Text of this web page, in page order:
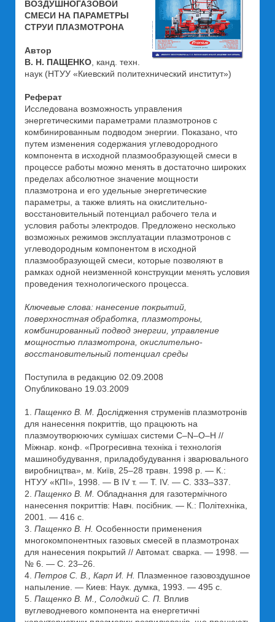
ВОЗДУШНОГАЗОВОЙ
СМЕСИ НА ПАРАМЕТРЫ
СТРУИ ПЛАЗМОТРОНА
Автор
В. Н. ПАЩЕНКО , канд. техн.
наук (НТУУ «Киевский политехнический институт»)
Реферат
Исследована возможность управления
энергетическими параметрами плазмотронов с
комбинированным подводом энергии. Показано, что
путем изменения содержания углеводородного
компонента в исходной плазмообразующей смеси в
процессе работы можно менять в достаточно широких
пределах абсолютное значение мощности
плазмотрона и его удельные энергетические
параметры, а также влиять на окислительно-
восстановительный потенциал рабочего тела и
условия работы электродов. Предложено несколько
возможных режимов эксплуатации плазмотронов с
углеводородным компонентом в исходной
плазмообразующей смеси, которые позволяют в
рамках одной неизменной конструкции менять условия
проведения технологического процесса.
Ключевые слова: нанесение покрытий,
поверхностная обработка, плазмотроны,
комбинированный подвод энергии, управление
мощностью плазмотрона, окислительно-
восстановительный потенциал среды
Поступила в редакцию 02.09.2008
Опубликовано 19.03.2009
1. Пащенко В. М. Дослідження струменів плазмотронів
для нанесення покриттів, що працюють на
плазмоутворюючих сумішах системи C–N–O–H //
Міжнар. конф. «Прогресивна техніка і технологія
машинобудування, приладобудування і зварювального
виробництва», м. Київ, 25–28 травн. 1998 р. — К.:
НТУУ «КПІ», 1998. — В IV т. — Т. IV. — С. 333–337.
2. Пащенко В. М. Обладнання для газотермічного
нанесення покриттів: Навч. посібник. — К.: Політехніка,
2001. — 416 с.
3. Пащенко В. Н. Особенности применения
многокомпонентных газовых смесей в плазмотронах
для нанесения покрытий // Автомат. сварка. — 1998. —
№ 6. — С. 23–26.
4. Петров С. В., Карп И. Н. Плазменное газовоздушное
напыление. — Киев: Наук. думка, 1993. — 495 с.
5. Пащенко В. М., Солодкий С. П. Вплив
вуглеводневого компонента на енергетичні